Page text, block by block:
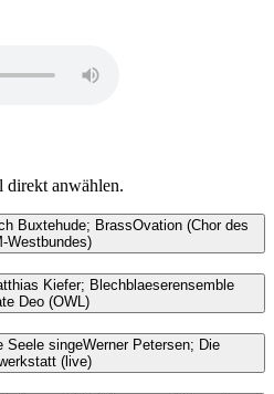
direkt anwählen.
Buxtehude; BrassOvation (Chor des
Westbundes)
Kiefer; Blechblaeserensemble
Deo (OWL)
Seele singeWerner Petersen; Die
(live)